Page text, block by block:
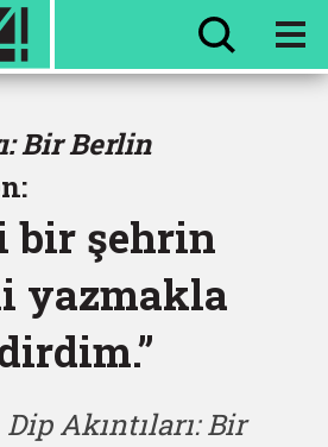
ZAMAN
Bir Berlin
bir şehrin
yazmakla
Dip Akıntıları: Bir